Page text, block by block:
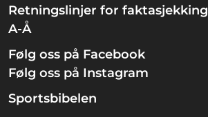
Retningslinjer for faktasjekking
A-Å
Følg oss på Facebook
Følg oss på Instagram
Sportsbibelen